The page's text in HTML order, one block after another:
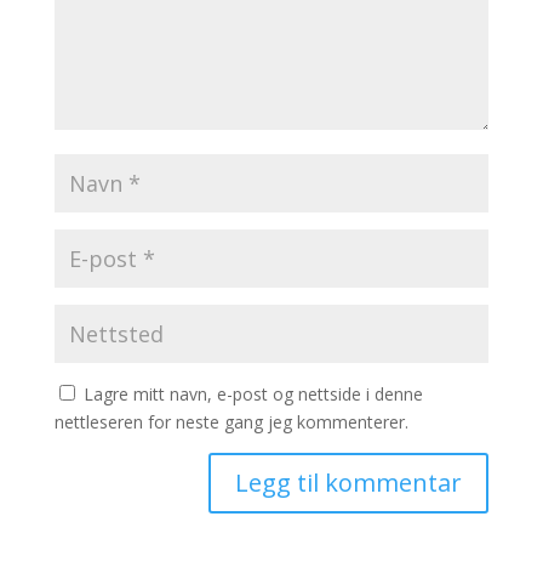
Lagre mitt navn, e-post og nettside i denne
nettleseren for neste gang jeg kommenterer.